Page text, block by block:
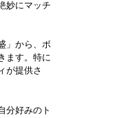
妙にマッチ
」から、ボ
ます。特に
が提供さ
分好みのト